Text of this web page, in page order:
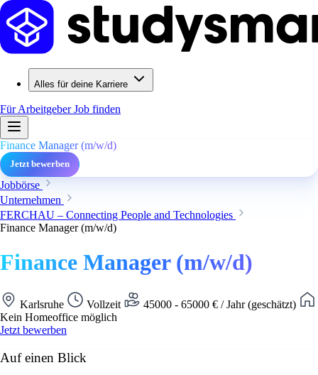
Alles für deine Karriere
Für ArbeitgeberJob finden
Finance Manager (m/w/d)
Jetzt bewerben
Jobbörse
Unternehmen
FERCHAU – Connecting People and Technologies
Finance Manager (m/w/d)
Finance Manager (m/w/d)
Karlsruhe Vollzeit
45000 - 65000 € / Jahr (geschätzt)
Kein Homeoffice möglich
Jetzt bewerben
Auf einen Blick